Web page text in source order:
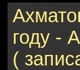
году -
(